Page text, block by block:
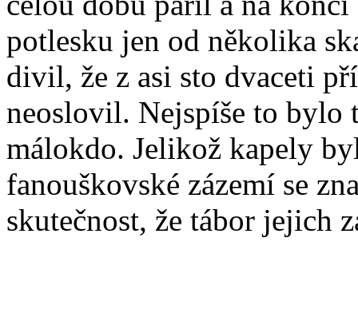
potlesku jen od několika
divil, že z asi sto dvaceti
neoslovil. Nejspíše to bylo
málokdo. Jelikož kapely
fanouškovské zázemí se
skutečnost, že tábor jejich